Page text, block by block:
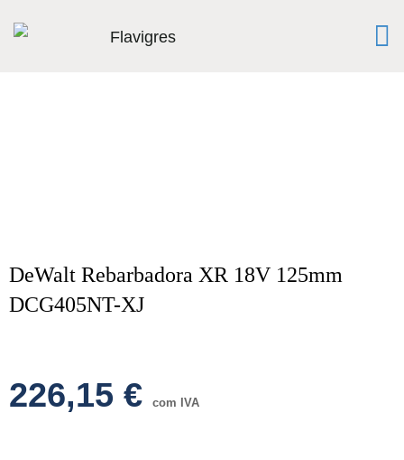
DeWalt Rebarbadora XR 18V 125mm
DCG405NT-XJ
226,15 € com IVA